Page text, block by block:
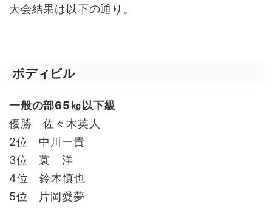
大会結果は以下の通り。
ボディビル
一般の部65㎏以下級
優勝 佐々木英人
2位 中川一貴
3位 蓑 洋
4位 鈴木慎也
5位 片岡愛夢